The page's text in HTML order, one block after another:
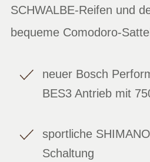
SCHWALBE-Reifen und
bequeme Comodoro-
neuer Bosch
BES3 Antrieb mit
sportliche
Schaltung